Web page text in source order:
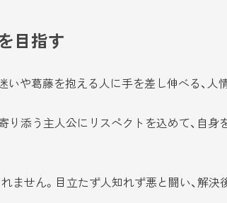
目指す
いや葛藤を抱える人に手を差し伸べる、人
添う主人公にリスペクトを込めて、自身
ません。目立たず人知れず悪と闘い、解決